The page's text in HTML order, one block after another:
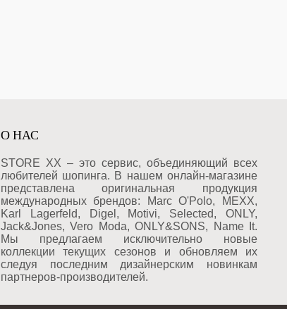
О НАС
STORE XX – это сервис, объединяющий всех
любителей шопинга. В нашем онлайн-магазине
представлена оригинальная продукция
международных брендов: Marc O'Polo, MEXX,
Karl Lagerfeld, Digel, Motivi, Selected, ONLY,
Jack&Jones, Vero Moda, ONLY&SONS, Name It.
Мы предлагаем исключительно новые
коллекции текущих сезонов и обновляем их
следуя последним дизайнерским новинкам
партнеров-производителей.